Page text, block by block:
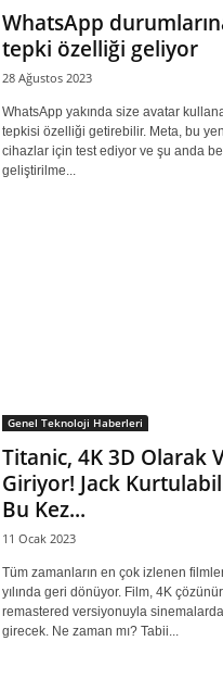
WhatsApp
tepki özelliği geliyor
28 Ağustos 2023
WhatsApp yakında size avatar
tepkisi özelliği getirebilir. Meta, bu
cihazlar için test ediyor ve şu anda
geliştirilme...
Genel Teknoloji Haberleri
Titanic, 4K 3D Olarak
Giriyor! Jack
Bu Kez...
11 Ocak 2023
Tüm zamanların en çok izlenen
yılında geri dönüyor. Film, 4K
remastered versiyonuyla
girecek. Ne zaman mı? Tabii...